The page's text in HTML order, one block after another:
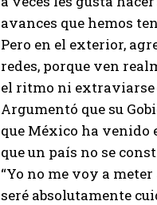
avances que hemos
Pero en el exterior,
redes, porque ven
el ritmo ni extraviarse
Argumentó que su
que México ha venido
que un país no se
“Yo no me voy a
seré absolutamente